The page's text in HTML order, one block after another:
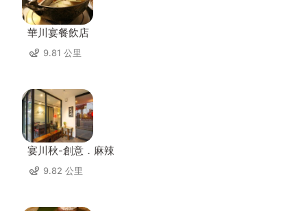
華川宴餐飲店
9.81 公里
宴川秋-創意．麻辣
9.82 公里